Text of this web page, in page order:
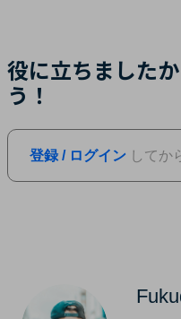
役に立ちました
う！
登録 / ログイン してか